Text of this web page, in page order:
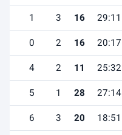
29:11
16
3
1
20:17
16
2
0
25:32
11
2
4
27:14
28
1
5
18:51
20
3
6